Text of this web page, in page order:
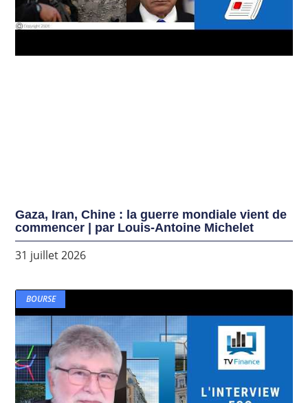
Gaza, Iran, Chine : la guerre mondiale vient de
commencer | par Louis-Antoine Michelet
31 juillet 2026
BOURSE